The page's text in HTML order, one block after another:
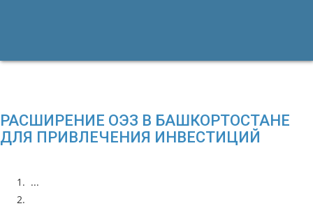
РАСШИРЕНИЕ ОЭЗ В БАШКОРТОСТАНЕ
ДЛЯ ПРИВЛЕЧЕНИЯ ИНВЕСТИЦИЙ
...